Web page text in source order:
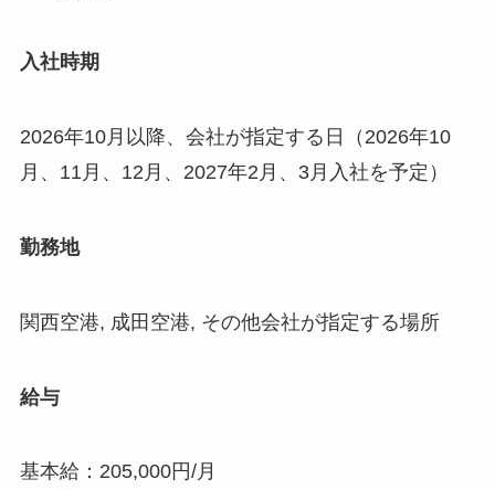
入社時期
2026年10月以降、会社が指定する日（2026年10
月、11月、12月、2027年2月、3月入社を予定）
勤務地
関西空港, 成田空港, その他会社が指定する場所
給与
基本給：205,000円/月